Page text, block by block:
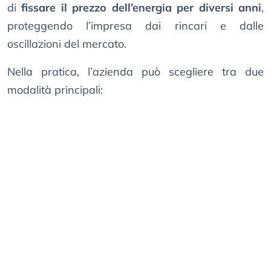
difissare il prezzo dell’energia per diversi anni,
proteggendo l’impresa dai rincari e dalle
oscillazioni del mercato.
Nella pratica, l’azienda può scegliere tra due
modalità principali: